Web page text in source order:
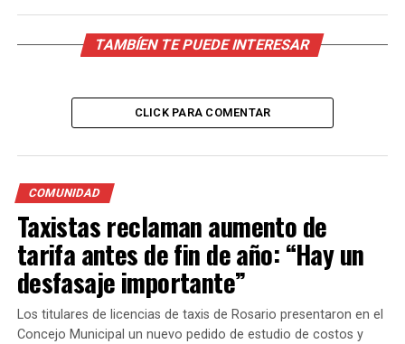
TAMBÍEN TE PUEDE INTERESAR
CLICK PARA COMENTAR
COMUNIDAD
Taxistas reclaman aumento de
tarifa antes de fin de año: “Hay un
desfasaje importante”
Los titulares de licencias de taxis de Rosario presentaron en el
Concejo Municipal un nuevo pedido de estudio de costos y